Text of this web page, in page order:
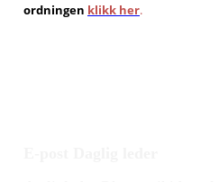
ordningen klikk her.